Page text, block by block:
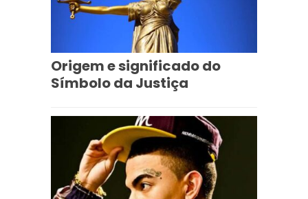
Origem e significado do
Símbolo da Justiça